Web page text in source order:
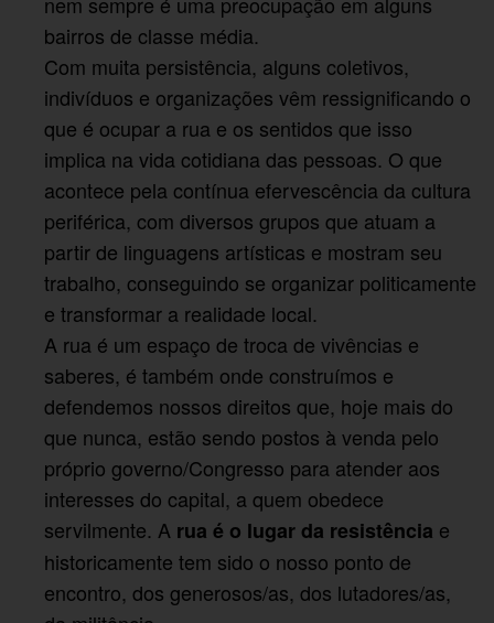
bairros de classe média.
Com muita persistência, alguns coletivos,
indivíduos e organizações vêm ressignificando o
que é ocupar a rua e os sentidos que isso
implica na vida cotidiana das pessoas. O que
acontece pela contínua efervescência da cultura
periférica, com diversos grupos que atuam a
partir de linguagens artísticas e mostram seu
trabalho, conseguindo se organizar politicamente
e transformar a realidade local.
A rua é um espaço de troca de vivências e
saberes, é também onde construímos e
defendemos nossos direitos que, hoje mais do
que nunca, estão sendo postos à venda pelo
próprio governo/Congresso para atender aos
interesses do capital, a quem obedece
servilmente. A rua é o lugar da resistência e
historicamente tem sido o nosso ponto de
encontro, dos generosos/as, dos lutadores/as,